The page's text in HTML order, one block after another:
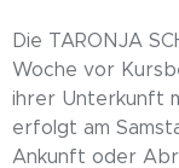
Die TARONJA
Woche vor
ihrer Unterkunft
erfolgt am
Ankunft oder